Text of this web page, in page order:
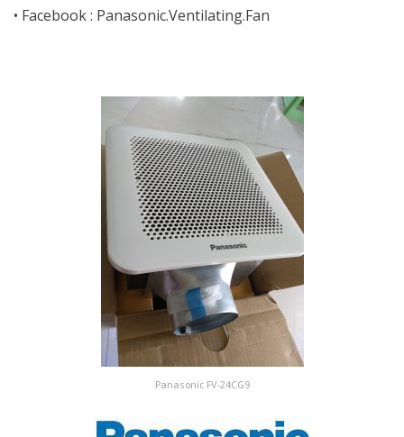
• Facebook : Panasonic.Ventilating.Fan
Panasonic FV-24CG9